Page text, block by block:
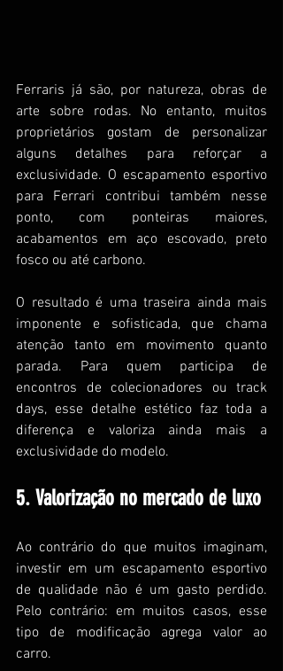
Ferraris já são, por natureza, obras de
arte sobre rodas. No entanto, muitos
proprietários gostam de personalizar
alguns detalhes para reforçar a
exclusividade. O escapamento esportivo
para Ferrari contribui também nesse
ponto, com ponteiras maiores,
acabamentos em aço escovado, preto
fosco ou até carbono.
O resultado é uma traseira ainda mais
imponente e sofisticada, que chama
atenção tanto em movimento quanto
parada. Para quem participa de
encontros de colecionadores ou track
days, esse detalhe estético faz toda a
diferença e valoriza ainda mais a
exclusividade do modelo.
5. Valorização no mercado de luxo
Ao contrário do que muitos imaginam,
investir em um escapamento esportivo
de qualidade não é um gasto perdido.
Pelo contrário: em muitos casos, esse
tipo de modificação agrega valor ao
carro.